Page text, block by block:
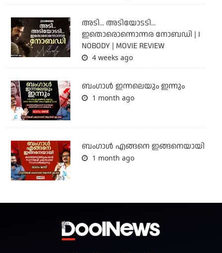
അടി... അടിയോടടി...
ഇതൊരൊന്നൊന്നര നോബഡി | I
NOBODY | MOVIE REVIEW
4 weeks ago
ബംഗാള്‍ ഇന്നലെയും ഇന്നും
1 month ago
ബം​ഗാൾ എങ്ങനെ ഇങ്ങനെയായി
1 month ago